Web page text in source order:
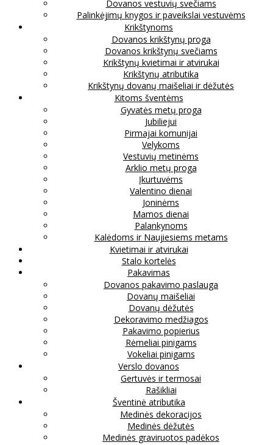
Dovanos vestuvių svečiams
Palinkėjimų knygos ir paveikslai vestuvėms
Krikštynoms
Dovanos krikštynų proga
Dovanos krikštynų svečiams
Krikštynų kvietimai ir atvirukai
Krikštynų atributika
Krikštynų dovanų maišeliai ir dėžutės
Kitoms šventėms
Gyvatės metų proga
Jubiliejui
Pirmajai komunijai
Velykoms
Vestuvių metinėms
Arklio metų proga
Įkurtuvėms
Valentino dienai
Joninėms
Mamos dienai
Palankynoms
Kalėdoms ir Naujiesiems metams
Kvietimai ir atvirukai
Stalo kortelės
Pakavimas
Dovanos pakavimo paslauga
Dovanų maišeliai
Dovanų dėžutės
Dekoravimo medžiagos
Pakavimo popierius
Rėmeliai pinigams
Vokeliai pinigams
Verslo dovanos
Gertuvės ir termosai
Rašikliai
Šventinė atributika
Medinės dekoracijos
Medinės dėžutės
Medinės graviruotos padėkos